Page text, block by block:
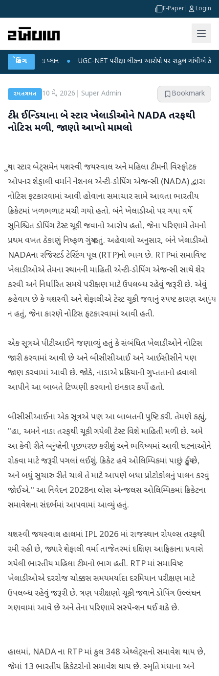
E-Paper Login
બ્રેકિંગ
ડેટા પ્લાન ● UGC-NET પરીક્ષા લીકના આરોપો પર રાહુલ ગાંધીએ કેન્દ્ર પર પ્રહાર
રમતગમત 10 મે, 2026 Super Admin Bookmark
ટીમ ઈન્ડિયાના બે સ્ટાર ખેલાડીઓને NADA તરફથી
નોટિસ મળી, જાણો આખો મામલો
યુવા સ્ટાર બેટ્સમેન યશસ્વી જયસ્વાલ અને મહિલા ટીમની વિસ્ફોટક
ઓપનર શેફાલી વર્માને નેશનલ એન્ટી-ડોપિંગ એજન્સી (NADA) દ્વારા
નોટિસ ફટકારવામાં આવી હોવાના સમાચાર સામે આવતા ભારતીય
ક્રિકેટમાં ખળભળાટ મચી ગયો હતો. બંને ખેલાડીઓ પર ગયા વર્ષે
સુનિશ્ચિત ડોપિંગ ટેસ્ટ ચૂકી જવાનો આરોપ હતો, જેના પરિણામે તેમનો
પ્રથમ વખત ઠેકાણું નિષ્ફળ ગયું હતું. અહેવાલો અનુસાર, બંને ખેલાડીઓ
NADAના રજિસ્ટર્ડ ટેસ્ટિંગ પૂલ (RTP)નો ભાગ છે. RTPમાં સમાવિષ્ટ
ખેલાડીઓએ તેમના સ્થાનની માહિતી એન્ટી-ડોપિંગ એજન્સી સાથે શેર
કરવી અને નિર્ધારિત સમયે પરીક્ષણ માટે ઉપલબ્ધ રહેવું જરૂરી છે. એવું
કહેવાય છે કે યશસ્વી અને શેફાલીએ ટેસ્ટ ચૂકી જવાનું સ્પષ્ટ કારણ આપ્યું
ન હતું, જેના કારણે નોટિસ ફટકારવામાં આવી હતી.
એક સૂત્રએ પીટીઆઈને જણાવ્યું હતું કે સંબંધિત ખેલાડીઓને નોટિસ
જારી કરવામાં આવી છે અને બીસીસીઆઈ અને આઈસીસીને પણ
જાણ કરવામાં આવી છે. જોકે, નાડાએ પ્રક્રિયાની ગુપ્તતાનો હવાલો
આપીને આ બાબતે ટિપ્પણી કરવાનો ઇનકાર કર્યો હતો.
બીસીસીઆઈના એક સૂત્રએ પણ આ બાબતની પુષ્ટિ કરી. તેમણે કહ્યું,
"હા, અમને નાડા તરફથી ચૂકી ગયેલી ટેસ્ટ વિશે માહિતી મળી છે. અમે
આ કેવી રીતે બન્યું તેની પૂછપરછ કરીશું અને ભવિષ્યમાં આવી ઘટનાઓને
રોકવા માટે જરૂરી પગલાં લઈશું. ક્રિકેટ હવે ઓલિમ્પિકમાં પાછું ફર્યું છે,
અને બધું સુચારુ રીતે ચાલે તે માટે આપણે બધા પ્રોટોકોલનું પાલન કરવું
જોઈએ." આ નિવેદન 2028ના લોસ એન્જલસ ઓલિમ્પિકમાં ક્રિકેટના
સમાવેશના સંદર્ભમાં આપવામાં આવ્યું હતું.
યશસ્વી જયસ્વાલ હાલમાં IPL 2026 માં રાજસ્થાન રોયલ્સ તરફથી
રમી રહી છે, જ્યારે શેફાલી વર્મા તાજેતરમાં દક્ષિણ આફ્રિકાના પ્રવાસે
ગયેલી ભારતીય મહિલા ટીમનો ભાગ હતી. RTP માં સમાવિષ્ટ
ખેલાડીઓએ દરરોજ ચોક્કસ સમયમર્યાદા દરમિયાન પરીક્ષણ માટે
ઉપલબ્ધ રહેવું જરૂરી છે. ત્રણ પરીક્ષણો ચૂકી જવાને ડોપિંગ ઉલ્લંઘન
ગણવામાં આવે છે અને તેના પરિણામે સસ્પેન્શન થઈ શકે છે.
હાલમાં, NADA ના RTP માં કુલ 348 એથ્લેટ્સનો સમાવેશ થાય છે,
જેમાં 13 ભારતીય ક્રિકેટરોનો સમાવેશ થાય છે. સ્મૃતિ મંધાના અને